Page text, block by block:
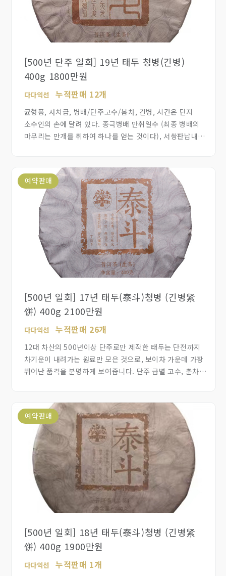
[500년 단주 일회] 19년 태두 청병(긴병)
400g 1800만원
다다익선 누적판매 12개
균형풍, 사치급, 병배/단주고수/봄차, 긴병, 시간은 단지
소수인의 손에 달려 있다. 종극병배 만취일수 (최종 병배의
마무리는 만개를 취하여 하나를 얻는 것이다), 서쌍판납내의
적극 추천합니다.
예약판매
[500년 일회] 17년 태두(泰斗)청병 (긴병紧
饼) 400g 2100만원
다다익선 누적판매 26개
12대 차산의 500년이상 단주로만 제작한 태두는 단전까지
차기운이 내려가는 원료만 모은 것으로, 보이차 가운데 가장
뛰어난 품격을 분명하게 보여줍니다. 단주 급별 고수, 춘차,
사라지지 않고, 저녁 노을이 만천하를 비치는 것과 같다.
많은 분들과 시음을 통해 얻은 결과는 속이 편하고 몸에
기운을 가져다 줍니다. 마시면서 오래 보관할 수 있는
명품중에 명품입니다.
예약판매
[500년 일회] 18년 태두(泰斗)청병 (긴병紧
饼) 400g 1900만원
다다익선 누적판매 1개